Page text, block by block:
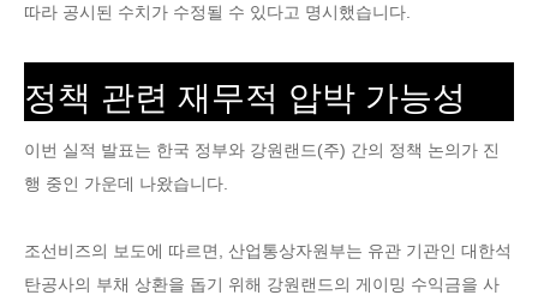
따라 공시된 수치가 수정될 수 있다고 명시했습니다.
정책 관련 재무적 압박 가능성
이번 실적 발표는 한국 정부와 강원랜드(주) 간의 정책 논의가 진
행 중인 가운데 나왔습니다.
조선비즈의 보도에 따르면, 산업통상자원부는 유관 기관인 대한석
탄공사의 부채 상환을 돕기 위해 강원랜드의 게이밍 수익금을 사